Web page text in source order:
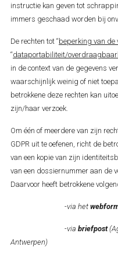
instructie kan geven tot
immers geschaad worden bij
De rechten tot “beperking van de
“dataportabiliteit/
in de context van de gegevens
waarschijnlijk weinig of niet
betrokkene deze rechten kan
zijn/haar verzoek.
Om één of meerdere van zijn
GDPR uit te oefenen, richt de
van een kopie van zijn
van een dossiernummer aan de
Daarvoor heeft betrokkene
-via het
-via briefpost
Antwerpen)